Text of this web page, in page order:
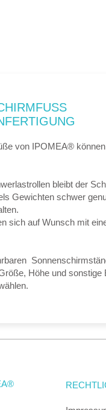
von IPOMEA®
bleibt der
Gewichten schwer
sich auf Wunsch mit
Höhe und